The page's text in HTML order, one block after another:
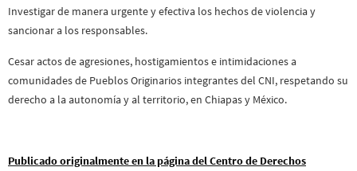
Investigar de manera urgente y efectiva los hechos de violencia y
sancionar a los responsables.
Cesar actos de agresiones, hostigamientos e intimidaciones a
comunidades de Pueblos Originarios integrantes del CNI, respetando su
derecho a la autonomía y al territorio, en Chiapas y México.
Publicado originalmente en la página del Centro de Derechos